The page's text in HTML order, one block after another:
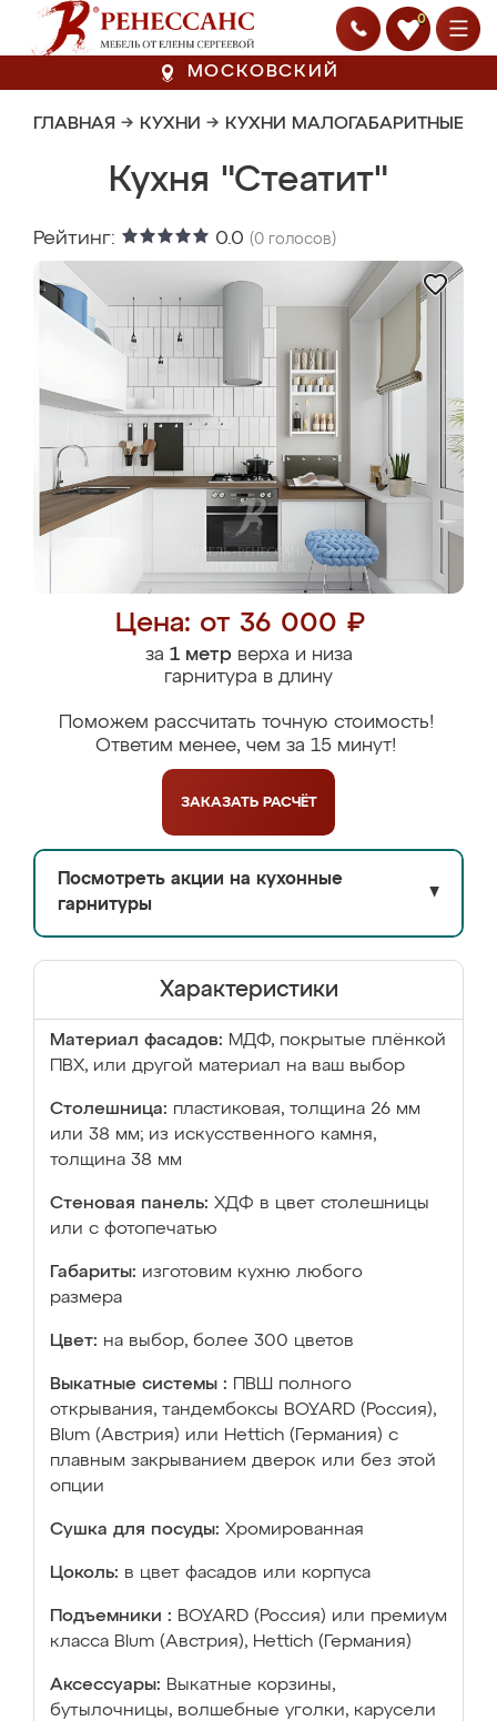
0
МОСКОВСКИЙ
ГЛАВНАЯ → КУХНИ → КУХНИ МАЛОГАБАРИТНЫЕ
Кухня "Стеатит"
Рейтинг: 0.0 (0 голосов)
Цена: от 36 000 ₽
за 1 метрверха и низа
гарнитура в длину
Поможем рассчитать точную стоимость!
Ответим менее, чем за 15 минут!
ЗАКАЗАТЬ РАСЧЁТ
Посмотреть акции на кухонные
гарнитуры
▼
Характеристики
Материал фасадов: МДФ, покрытые плёнкой
ПВХ, или другой материал на ваш выбор
Столешница: пластиковая, толщина 26 мм
или 38 мм; из искусственного камня,
толщина 38 мм
Стеновая панель: ХДФ в цвет столешницы
или с фотопечатью
Габариты: изготовим кухню любого
размера
Цвет: на выбор, более 300 цветов
Выкатные системы :
ПВШ полного
открывания, тандембоксы BOYARD (Россия),
Blum (Австрия) или Hettich (Германия) с
плавным закрыванием дверок или без этой
опции
Сушка для посуды: Хромированная
Цоколь: в цвет фасадов или корпуса
Подъемники : BOYARD (Россия) или премиум
класса Blum (Австрия), Hettich (Германия)
Аксессуары: Выкатные корзины,
бутылочницы, волшебные уголки, карусели